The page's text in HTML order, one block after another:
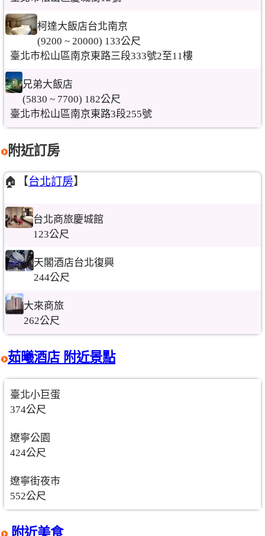
柯達大飯店台北南京
(9200 ~ 20000) 133公尺
臺北市松山區南京東路三段333號2至11樓
兄弟大飯店
(5830 ~ 7700) 182公尺
臺北市松山區南京東路3段255號
附近訂房
🏠【台北訂房】
台北商旅慶城館
123公尺
天閣酒店台北復興
244公尺
大來商旅
262公尺
茹曦酒店 附近景點
臺北小巨蛋
374公尺
遼寧公園
424公尺
遼寧街夜市
552公尺
附近美食